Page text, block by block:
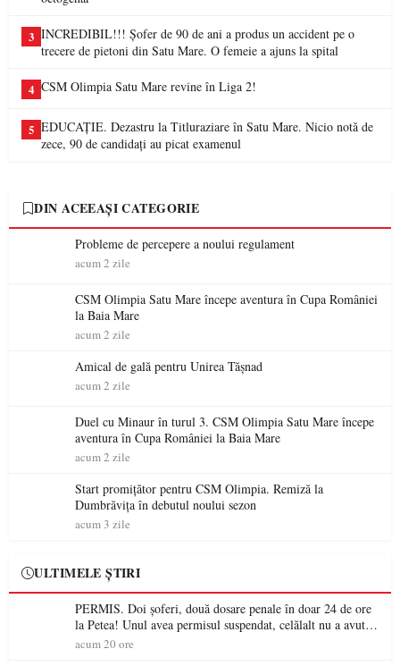
3 INCREDIBIL!!! Șofer de 90 de ani a produs un accident pe o
trecere de pietoni din Satu Mare. O femeie a ajuns la spital
4 CSM Olimpia Satu Mare revine în Liga 2!
5 EDUCAȚIE. Dezastru la Titluraziare în Satu Mare. Nicio notă de
zece, 90 de candidați au picat examenul
DIN ACEEAȘI CATEGORIE
Probleme de percepere a noului regulament
acum 2 zile
CSM Olimpia Satu Mare începe aventura în Cupa României
la Baia Mare
acum 2 zile
Amical de gală pentru Unirea Tășnad
acum 2 zile
Duel cu Minaur în turul 3. CSM Olimpia Satu Mare începe
aventura în Cupa României la Baia Mare
acum 2 zile
Start promițător pentru CSM Olimpia. Remiză la
Dumbrăvița în debutul noului sezon
acum 3 zile
ULTIMELE ȘTIRI
PERMIS. Doi șoferi, două dosare penale în doar 24 de ore
la Petea! Unul avea permisul suspendat, celălalt nu a avut
niciodată permis
acum 20 ore